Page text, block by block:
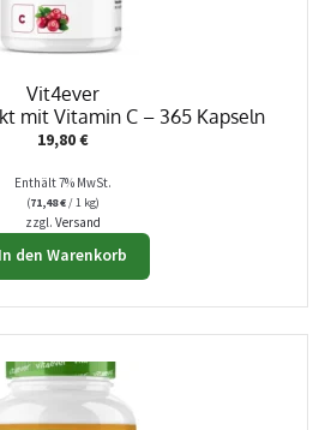
Vit4ever
mit Vitamin C – 365 Kapseln
19,80€
Enthält 7% MwSt.
(71,48€/ 1 kg)
zzgl. Versand
In den Warenkorb